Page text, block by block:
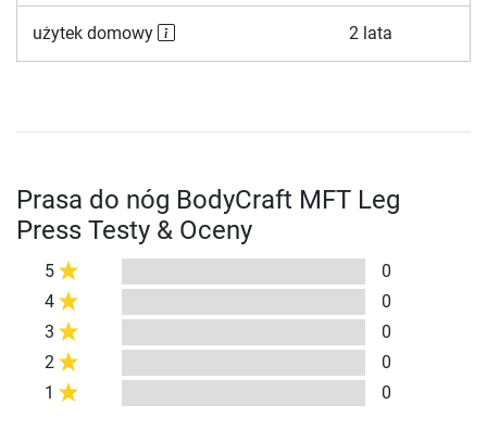
użytek domowy 2 lata
Prasa do nóg BodyCraft MFT Leg
Press Testy & Oceny
5
0
4
0
3
0
2
0
1
0